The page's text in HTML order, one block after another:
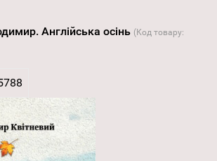
Англійська осінь (Код товару: